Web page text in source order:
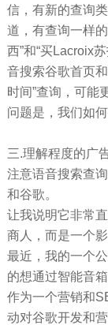
信，有新的查询
道，有查询一样
西”和“买Lacroix
音搜索谷歌首页
时间”查询，可能
问题是，我们如
三.理解程度的广
注意语音搜索查
和谷歌。
让我说明它非常
商人，而是一个影
最近，我的一个
的想通过智能音箱
作为一个营销和
动对谷歌开发和